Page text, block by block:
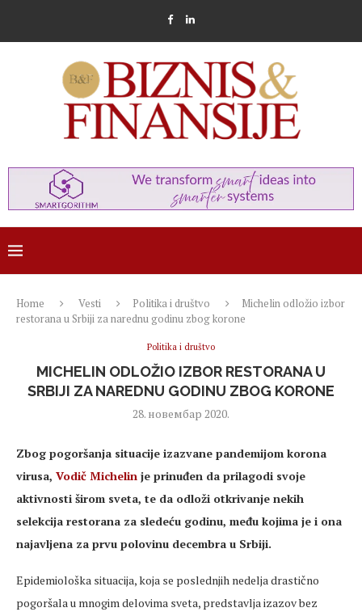
Home Vesti Politika i društvo
Michelin odložio izbor
restorana u Srbiji za narednu godinu zbog korone
Politika i društvo
MICHELIN ODLOŽIO IZBOR RESTORANA U
SRBIJI ZA NAREDNU GODINU ZBOG KORONE
28. новембар 2020.
Zbog pogoršanja situacije izazvane pandemijom korona
virusa, Vodič Michelin je prinuđen da prilagodi svoje
aktivnosti širom sveta, te da odloži otkrivanje nekih
selekcija restorana za sledeću godinu, među kojima je i ona
najavljena za prvu polovinu decembra u Srbiji.
Epidemiološka situacija, koja se poslednjih nedelja drastično
pogoršala u mnogim delovima sveta, predstavlja izazov bez